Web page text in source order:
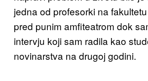
jedna od profesorki na
pred punim amfiteatrom dok
intervju koji sam radila kao
novinarstva na drugoj godini.